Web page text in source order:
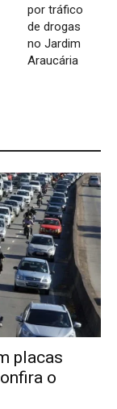
por tráfico
de drogas
no Jardim
Araucária
placas
o